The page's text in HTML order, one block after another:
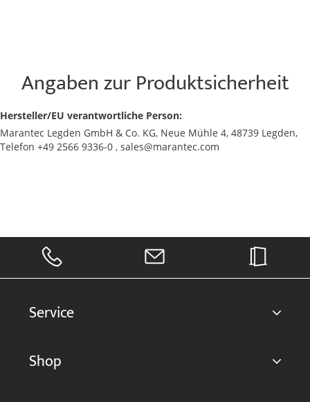
Angaben zur Produktsicherheit
Hersteller/EU verantwortliche Person:
Marantec Legden GmbH & Co. KG, Neue Mühle 4, 48739 Legden,
Telefon +49 2566 9336-0 , sales@marantec.com
Service
Shop